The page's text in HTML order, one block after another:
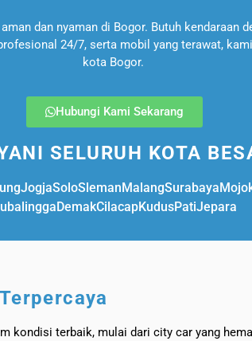
dan nyaman di Bogor. Butuh kendaraan
24/7, serta mobil yang terawat,
kota Bogor.
Hubungi Kami Sekarang
SELURUH KOTA
JogjaSoloSlemanMalangSurabaya
DemakCilacapKudusPatiJepara
kondisi terbaik, mulai dari city car yang